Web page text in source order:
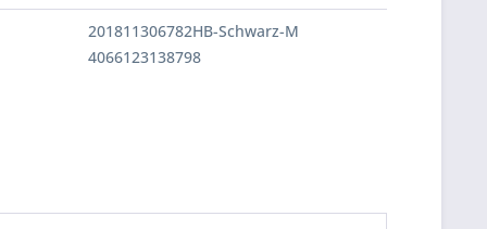
201811306782HB-Schwarz-M
4066123138798